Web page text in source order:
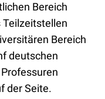
Bereich
Teilzeitstellen
Bereich
deutschen
der Seite.